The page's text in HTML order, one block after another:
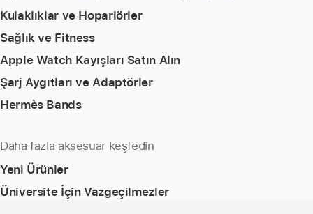
Kulaklıklar ve Hoparlörler
Sağlık ve Fitness
Apple Watch Kayışları Satın Alın
Şarj Aygıtları ve Adaptörler
Hermès Bands
Daha fazla aksesuar keşfedin
Yeni Ürünler
Üniversite İçin Vazgeçilmezler